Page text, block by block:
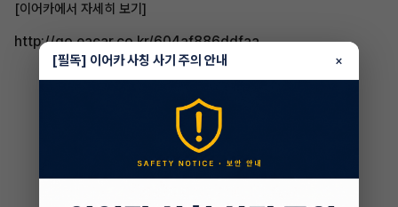
[이어카에서 자세히 보기]
http://go.eacar.co.kr/604af886ddfaa
[필독] 이어카 사칭 사기 주의 안내 ×